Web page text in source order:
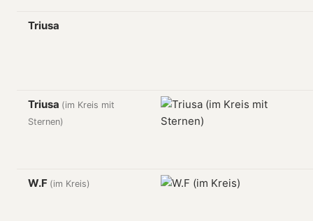
Triusa
Triusa (im Kreis mit
Sternen)
W.F (im Kreis)